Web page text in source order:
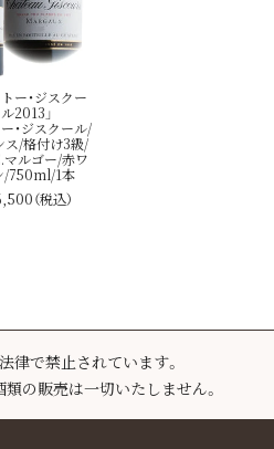
トー・ジスクー
ル2013」
・ジスクール/
ス/格付け3級/
マルゴー/赤ワ
/750ml/1本
（税込）
律で禁止されています。
の販売は一切いたしません。